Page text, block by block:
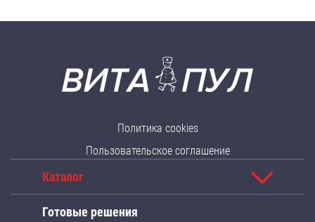
Политика cookies
Пользовательское соглашение
Каталог
Готовые решения